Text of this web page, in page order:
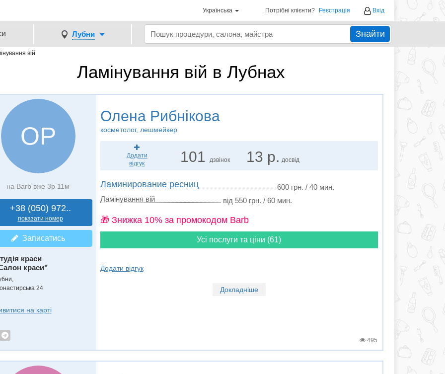
Українська Потрібні клієнти? Реєстрація Вхід
Лубни Знайти
вій
Ламінування вій в Лубнах
ОР
на Barb вже 3р 11м
+38 (050) 972..
показати номер
Записатись
краси
краси"
24
на карті
Олена Рибнікова
косметолог, лешмейкер
Додати
відгук
101 дзвінок 13 р. досвід
Ламинирование ресниц
600 грн. / 40 мин.
Ламінування вій
від 550 грн. / 60 мин.
🎁 Знижка 10% за промокодом Barb
Усі послуги та ціни (61)
Додати відгук
Докладніше
495